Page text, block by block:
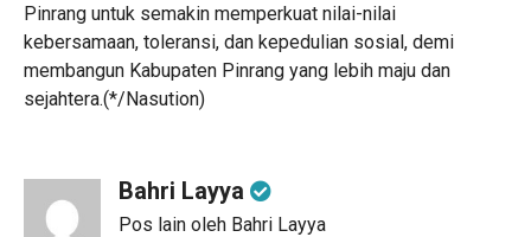
Pinrang untuk semakin memperkuat nilai-nilai
kebersamaan, toleransi, dan kepedulian sosial, demi
membangun Kabupaten Pinrang yang lebih maju dan
sejahtera.(*/Nasution)
Bahri Layya
Pos lain oleh Bahri Layya